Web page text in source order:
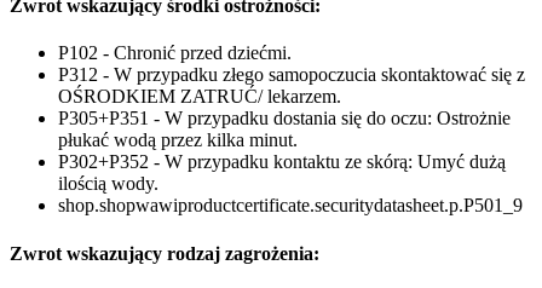
Zwrot wskazujący środki ostrożności:
P102 - Chronić przed dziećmi.
P312 - W przypadku złego samopoczucia skontaktować się z
OŚRODKIEM ZATRUĆ/ lekarzem.
P305+P351 - W przypadku dostania się do oczu: Ostrożnie
płukać wodą przez kilka minut.
P302+P352 - W przypadku kontaktu ze skórą: Umyć dużą
ilością wody.
shop.shopwawiproductcertificate.securitydatasheet.p.P501_9
Zwrot wskazujący rodzaj zagrożenia: